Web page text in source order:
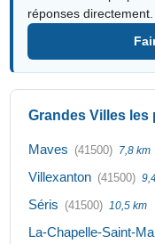
réponses directement.
Grandes Villes
Maves (41500) 7,8 km
Villexanton (41500)
Séris (41500) 10,5 km
La-Chapelle-Saint-